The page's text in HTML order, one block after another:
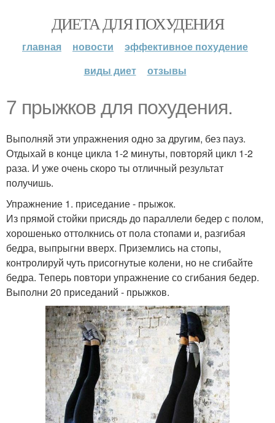
ДИЕТА ДЛЯ ПОХУДЕНИЯ
главная новости
эффективное похудение
виды диет
отзывы
7 прыжков для похудения.
Выполняй эти упражнения одно за другим, без пауз.
Отдыхай в конце цикла 1-2 минуты, повторяй цикл 1-2
раза. И уже очень скоро ты отличный результат
получишь.
Упражнение 1. приседание - прыжок.
Из прямой стойки присядь до параллели бедер с полом,
хорошенько оттолкнись от пола стопами и, разгибая
бедра, выпрыгни вверх. Приземлись на стопы,
контролируй чуть присогнутые колени, но не сгибайте
бедра. Теперь повтори упражнение со сгибания бедер.
Выполни 20 приседаний - прыжков.